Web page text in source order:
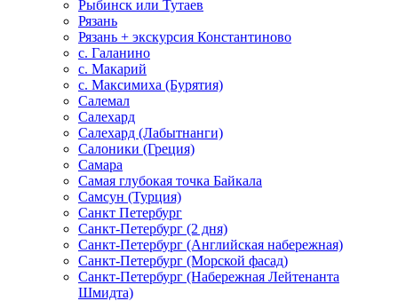
Рыбинск или Тутаев
Рязань
Рязань + экскурсия Константиново
с. Галанино
с. Макарий
с. Максимиха (Бурятия)
Салемал
Салехард
Салехард (Лабытнанги)
Салоники (Греция)
Самара
Самая глубокая точка Байкала
Самсун (Турция)
Санкт Петербург
Санкт-Петербург (2 дня)
Санкт-Петербург (Английская набережная)
Санкт-Петербург (Морской фасад)
Санкт-Петербург (Набережная Лейтенанта
Шмидта)